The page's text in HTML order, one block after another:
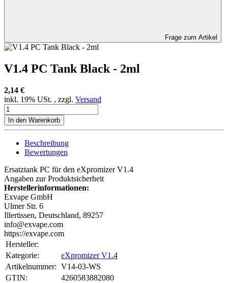
Frage zum Artikel
V1.4 PC Tank Black - 2ml
2,14 €
inkl. 19% USt. , zzgl. Versand
In den Warenkorb
Beschreibung
Bewertungen
Ersatztank PC für den eXpromizer V1.4
Angaben zur Produktsicherheit
Herstellerinformationen:
Exvape GmbH
Ulmer Str. 6
Illertissen, Deutschland, 89257
info@exvape.com
https://exvape.com
Hersteller:
Kategorie:
eXpromizer V1.4
Artikelnummer: V14-03-WS
GTIN:
4260583882080